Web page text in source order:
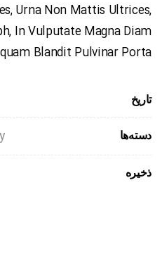
Urna Non Mattis Ultrices,
In Vulputate Magna Diam
Blandit Pulvinar Porta.
تاریخ
دسته‌ها
ذخیره